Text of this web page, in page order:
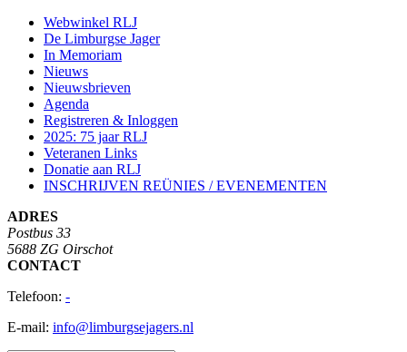
Webwinkel RLJ
De Limburgse Jager
In Memoriam
Nieuws
Nieuwsbrieven
Agenda
Registreren & Inloggen
2025: 75 jaar RLJ
Veteranen Links
Donatie aan RLJ
INSCHRIJVEN REÜNIES / EVENEMENTEN
ADRES
Postbus 33
5688 ZG Oirschot
CONTACT
Telefoon: -
E-mail: info@limburgsejagers.nl